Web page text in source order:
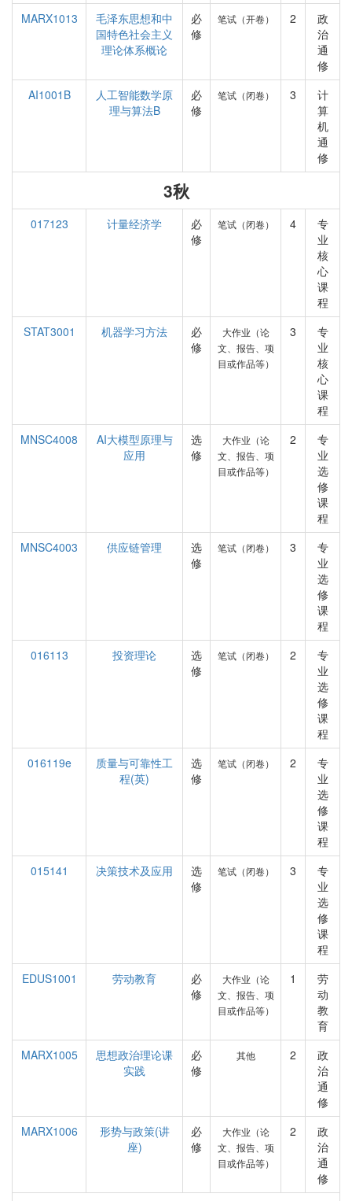
MARX1013
毛泽东思想和中
国特色社会主义
理论体系概论
必
修
笔试（开卷） 2
政
治
通
修
AI1001B
人工智能数学原
理与算法B
必
修
笔试（闭卷） 3
计
算
机
通
修
3秋
017123 计量经济学
必
修
笔试（闭卷） 4
专
业
核
心
课
程
STAT3001
机器学习方法
必
修
大作业（论
文、报告、项
目或作品等）
3
专
业
核
心
课
程
MNSC4008
AI大模型原理与
应用
选
修
大作业（论
文、报告、项
目或作品等）
2
专
业
选
修
课
程
MNSC4003
供应链管理
选
修
笔试（闭卷） 3
专
业
选
修
课
程
016113
投资理论
选
修
笔试（闭卷） 2
专
业
选
修
课
程
016119e
质量与可靠性工
程(英)
选
修
笔试（闭卷） 2
专
业
选
修
课
程
015141
决策技术及应用
选
修
笔试（闭卷） 3
专
业
选
修
课
程
EDUS1001
劳动教育
必
修
大作业（论
文、报告、项
目或作品等）
1
劳
动
教
育
MARX1005
思想政治理论课
实践
必
修
其他 2
政
治
通
修
MARX1006
形势与政策(讲
座)
必
修
大作业（论
文、报告、项
目或作品等）
2
政
治
通
修